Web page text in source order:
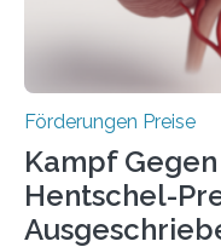
Wirtschaft und
Überplanmäßige
Förderungen Preise
Kampf
Hentschel-